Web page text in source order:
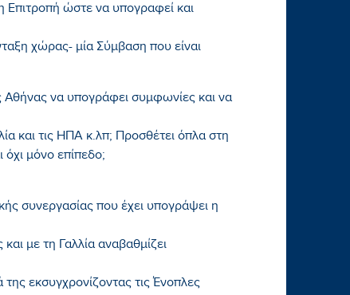
Επιτροπή ώστε να υπογραφεί και
χώρας- μία Σύμβαση που είναι
να υπογράφει συμφωνίες και να
και τις ΗΠΑ κ.λπ; Προσθέτει όπλα στη
μόνο επίπεδο;
συνεργασίας που έχει υπογράψει η
με τη Γαλλία αναβαθμίζει
εκσυγχρονίζοντας τις Ένοπλες